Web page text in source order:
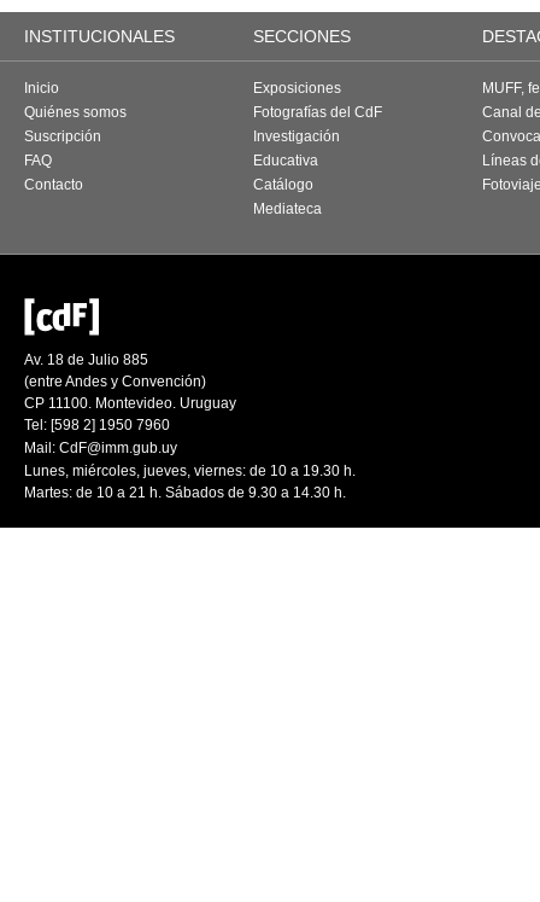
INSTITUCIONALES SECCIONES
Inicio
Quiénes somos
Suscripción
FAQ
Contacto
Exposiciones
Fotografías del CdF
Investigación
Educativa
Catálogo
Mediateca
MUFF,
Canal
Líneas
Av. 18 de Julio 885
(entre Andes y Convención)
CP 11100. Montevideo. Uruguay
Tel: [598 2] 1950 7960
Mail: CdF@imm.gub.uy
Lunes, miércoles, jueves, viernes: de 10 a 19.30 h.
Martes: de 10 a 21 h. Sábados de 9.30 a 14.30 h.